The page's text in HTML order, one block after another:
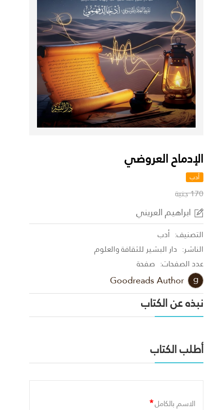
الإدماح العروضي
أدب
170 جنية
ابراهيم العريني
التصنيف: أدب
الناشر: دار البشير للثقافة والعلوم
عدد الصفحات: صفحة
Goodreads Author
نبذه عن الكتاب
أطلب الكتاب
الاسم بالكامل*